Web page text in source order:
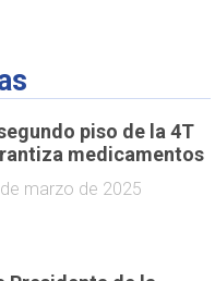
piso de la 4T
medicamentos
marzo de 2025